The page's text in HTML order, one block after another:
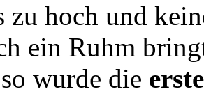
zu hoch und
ein Ruhm
wurde die